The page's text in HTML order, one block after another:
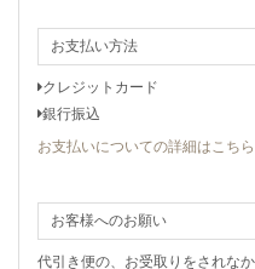
お支払い方法
クレジットカード
銀行振込
お支払いについての詳細はこちら
お客様へのお願い
代引き便の、お受取りをされな